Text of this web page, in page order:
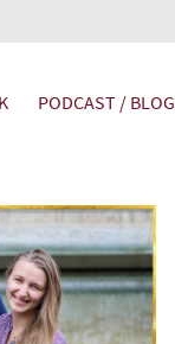
PODCAST / BLOG